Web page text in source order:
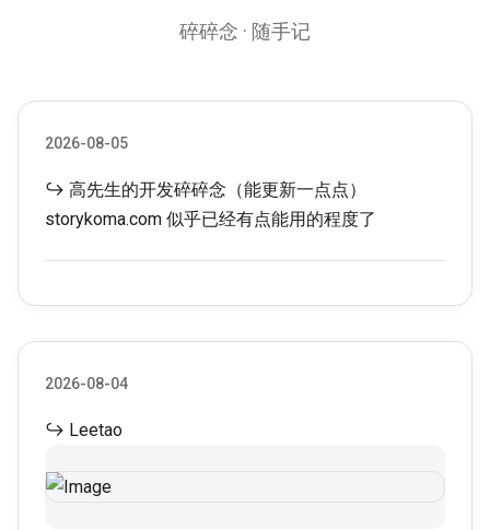
碎碎念 · 随手记
2026-08-05
↪ 高先生的开发碎碎念（能更新一点点）
storykoma.com 似乎已经有点能用的程度了
2026-08-04
↪ Leetao